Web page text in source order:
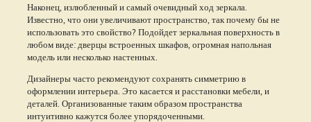
Наконец, излюбленный и самый очевидный ход зеркала.
Известно, что они увеличивают пространство, так почему бы не
использовать это свойство? Подойдет зеркальная поверхность в
любом виде: дверцы встроенных шкафов, огромная напольная
модель или несколько настенных.
Дизайнеры часто рекомендуют сохранять симметрию в
оформлении интерьера. Это касается и расстановки мебели, и
деталей. Организованные таким образом пространства
интуитивно кажутся более упорядоченными.